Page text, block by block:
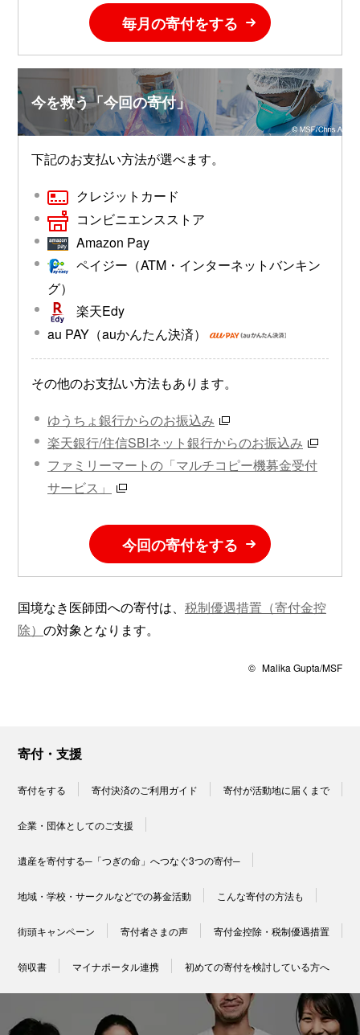
毎月の寄付をする
今を救う「今回の寄付」
下記のお支払い方法が選べます。
クレジットカード
コンビニエンスストア
Amazon Pay
ペイジー（ATM・インターネットバンキン
グ）
楽天Edy
au PAY（auかんたん決済）
その他のお支払い方法もあります。
ゆうちょ銀行からのお振込み
楽天銀行/住信SBIネット銀行からのお振込み
ファミリーマートの「マルチコピー機募金受付
サービス」
今回の寄付をする
国境なき医師団への寄付は、 税制優遇措置（寄付金控
除） の対象となります。
© Malika Gupta/MSF
寄付・支援
寄付をする 寄付決済のご利用ガイド 寄付が活動地に届くまで
企業・団体としてのご支援
遺産を寄付する─「つぎの命」へつなぐ3つの寄付─
地域・学校・サークルなどでの募金活動 こんな寄付の方法も
街頭キャンペーン 寄付者さまの声 寄付金控除・税制優遇措置
領収書 マイナポータル連携 初めての寄付を検討している方へ